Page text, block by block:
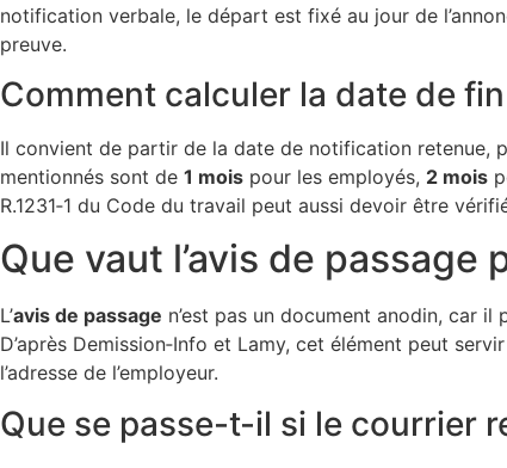
notification verbale, le départ est fixé au jour de
preuve.
Comment calculer la date de
Il convient de partir de la date de notification retenue,
mentionnés sont de 1 mois pour les employés, 2 mois
R.1231‑1 du Code du travail peut aussi devoir être
Que vaut l’avis de
L’avis de passage n’est pas un document anodin, car il
D’après Demission‑Info et Lamy, cet élément peut
l’adresse de l’employeur.
Que se passe-t-il si le courrier